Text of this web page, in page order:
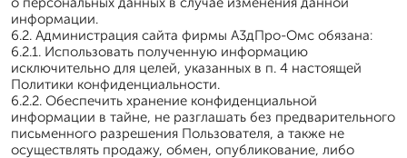
информации.
6.2. Администрация сайта фирмы А3дПро-Омс обязана:
6.2.1. Использовать полученную информацию
исключительно для целей, указанных в п. 4 настоящей
Политики конфиденциальности.
6.2.2. Обеспечить хранение конфиденциальной
информации в тайне, не разглашать без предварительного
письменного разрешения Пользователя, а также не
осуществлять продажу, обмен, опубликование, либо